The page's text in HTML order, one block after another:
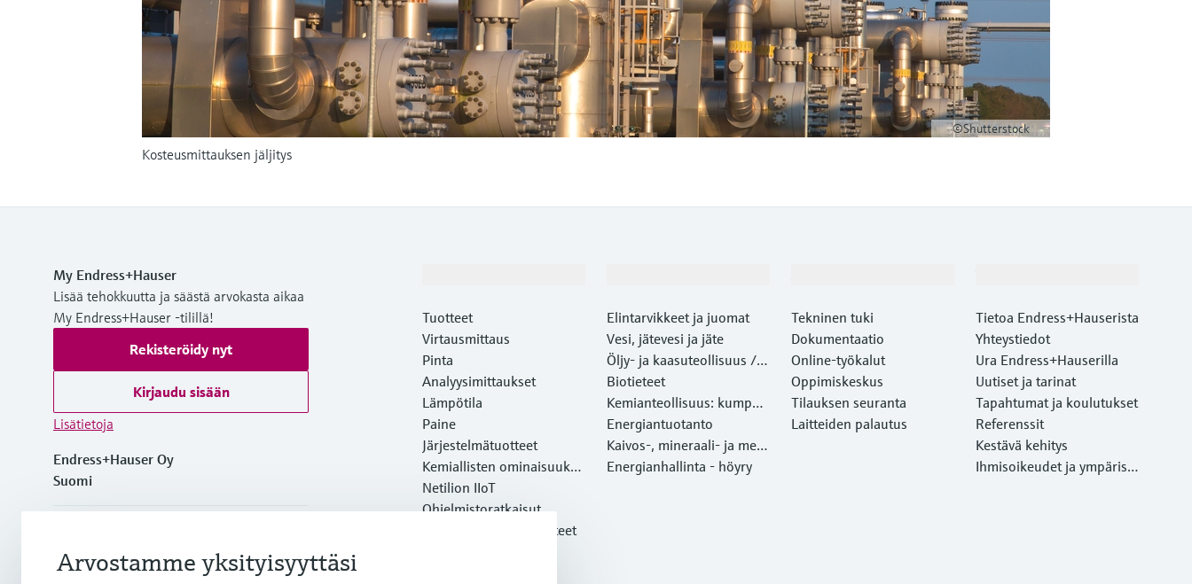
©Shutterstock
Kosteusmittauksen jäljitys
My Endress+Hauser
Lisää tehokkuutta ja säästä arvokasta aikaa
My Endress+Hauser -tilillä!
Rekisteröidy nyt
Kirjaudu sisään
Lisätietoja
Endress+Hauser Oy
Suomi
Tuotteet
Virtausmittaus
Pinta
Analyysimittaukset
Lämpötila
Paine
Järjestelmätuotteet
Kemiallisten ominaisuuksi
en optinen analyysi
Netilion IIoT
Ohjelmistoratkaisut
Esittelyssä olevat tuotteet
Elintarvikkeet ja juomat
Vesi, jätevesi ja jäte
Öljy- ja kaasuteollisuus /
Marine
Biotieteet
Kemianteollisuus: kumppa
ni kestävään menestyksee
n
Energiantuotanto
Kaivos-, mineraali- ja meta
lliteollisuus
Energianhallinta - höyry
Tekninen tuki
Dokumentaatio
Online-työkalut
Oppimiskeskus
Tilauksen seuranta
Laitteiden palautus
Tietoa Endress+Hauserista
Yhteystiedot
Ura Endress+Hauserilla
Uutiset ja tarinat
Tapahtumat ja koulutukset
Referenssit
Kestävä kehitys
Ihmisoikeudet ja ympärist
Arvostamme yksityisyyttäsi